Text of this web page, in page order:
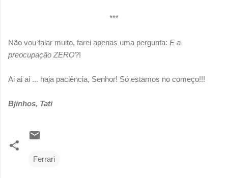
***
Não vou falar muito, farei apenas uma pergunta: E a
preocupação ZERO?!
Ai ai ai ... haja paciência, Senhor! Só estamos no começo!!!
Bjinhos, Tati
Ferrari